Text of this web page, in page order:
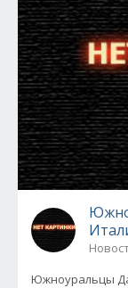
Южноуральцы